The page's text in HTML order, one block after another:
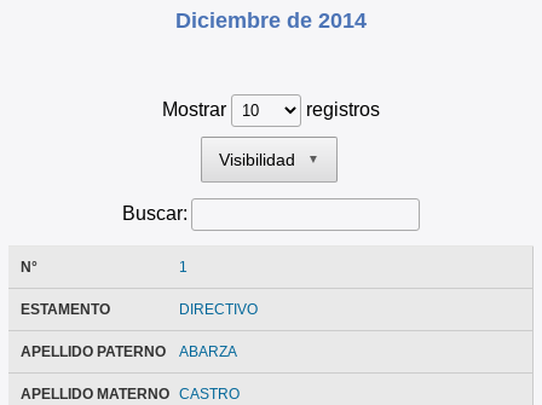
Diciembre de 2014
Mostrar registros
Visibilidad ▼
Buscar:
N° 1
ESTAMENTO DIRECTIVO
APELLIDO PATERNO ABARZA
APELLIDO MATERNO CASTRO